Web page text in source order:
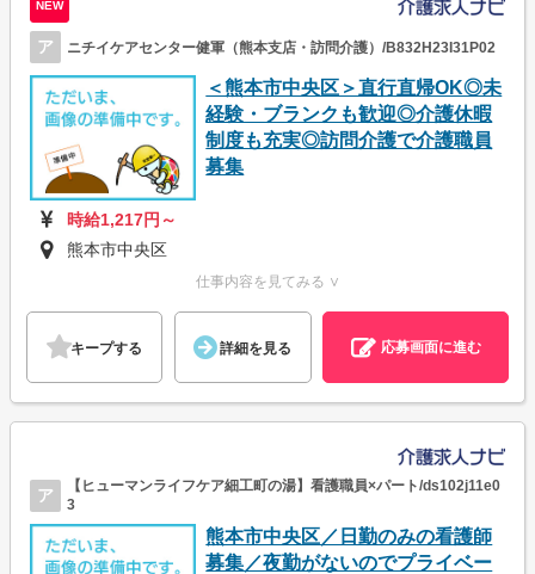
NEW
ア ニチイケアセンター健軍（熊本支店・訪問介護）/B832H23I31P02
＜熊本市中央区＞直行直帰OK◎未
経験・ブランクも歓迎◎介護休暇
制度も充実◎訪問介護で介護職員
募集
時給1,217円～
熊本市中央区
仕事内容を見てみる ∨
キープする 詳細を見る 応募画面に進む
ア
【ヒューマンライフケア細工町の湯】看護職員×パート/ds102j11e0
3
熊本市中央区／日勤のみの看護師
募集／夜勤がないのでプライベー